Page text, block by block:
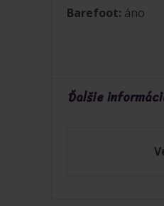
Barefoot: áno
Ďalšie